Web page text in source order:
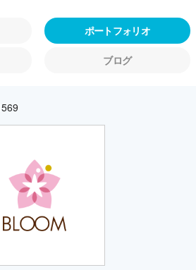
ポートフォリオ
ブログ